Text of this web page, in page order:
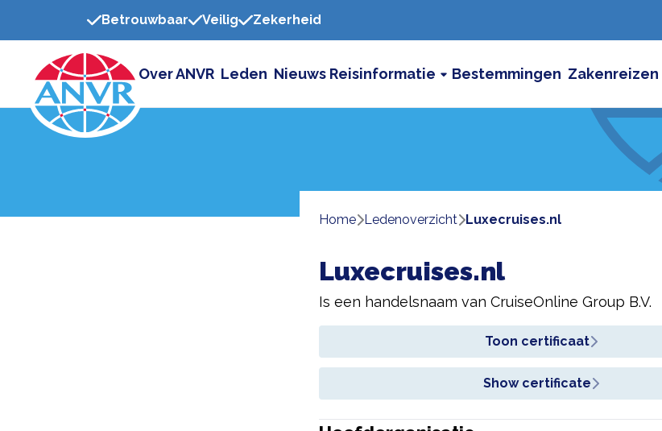
Betrouwbaar Veilig Zekerheid
Over ANVR Leden Nieuws Reisinformatie Bestemmingen Zakenreizen
Home ledenoverzicht Luxecruises.nl
Luxecruises.nl
Is een handelsnaam van CruiseOnline Group B.V.
Toon certificaat
Show certificate